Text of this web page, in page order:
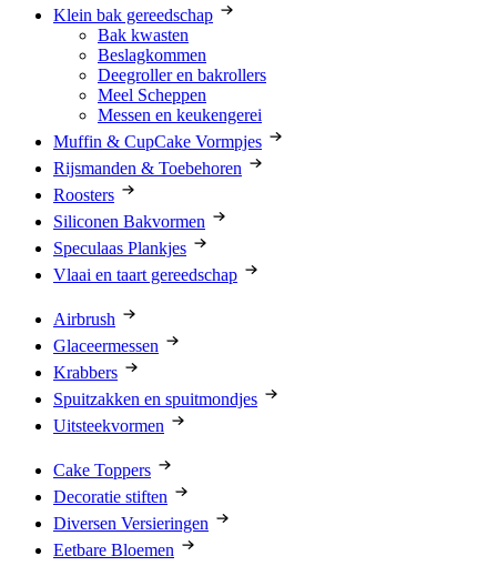
Klein bak gereedschap
Bak kwasten
Beslagkommen
Deegroller en bakrollers
Meel Scheppen
Messen en keukengerei
Muffin & CupCake Vormpjes
Rijsmanden & Toebehoren
Roosters
Siliconen Bakvormen
Speculaas Plankjes
Vlaai en taart gereedschap
Airbrush
Glaceermessen
Krabbers
Spuitzakken en spuitmondjes
Uitsteekvormen
Cake Toppers
Decoratie stiften
Diversen Versieringen
Eetbare Bloemen